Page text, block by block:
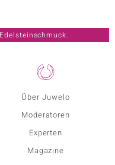
Über Juwelo
Moderatoren
Experten
Magazine